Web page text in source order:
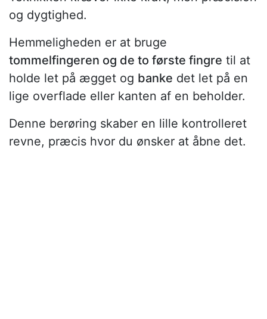
og dygtighed.
Hemmeligheden er at bruge
tommelfingeren og de to første fingre til at
holde let på ægget og banke det let på en
lige overflade eller kanten af en beholder.
Denne berøring skaber en lille kontrolleret
revne, præcis hvor du ønsker at åbne det.